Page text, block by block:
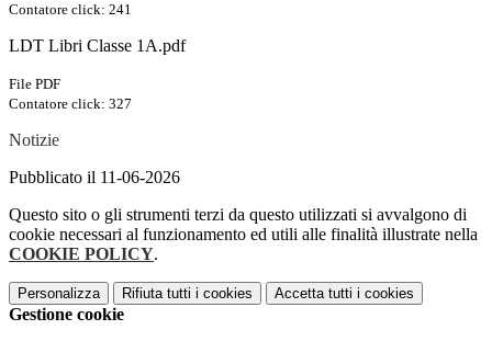
Contatore click: 241
LDT Libri Classe 1A.pdf
File PDF
Contatore click: 327
Notizie
Pubblicato il 11-06-2026
Questo sito o gli strumenti terzi da questo utilizzati si avvalgono di
cookie necessari al funzionamento ed utili alle finalità illustrate nella
COOKIE POLICY.
Personalizza Rifiuta tutti i cookies Accetta tutti i cookies
Gestione cookie